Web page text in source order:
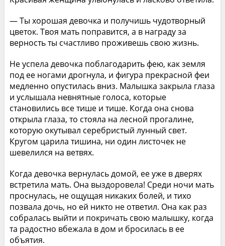
— Ты хорошая девочка и получишь чудотворный
цветок. Твоя мать поправится, а в награду за
верность ты счастливо проживешь свою жизнь.
Не успела девочка поблагодарить фею, как земля
под ее ногами дрогнула, и фигура прекрасной феи
медленно опустилась вниз. Малышка закрыла глаза
и услышала невнятные голоса, которые
становились все тише и тише. Когда она снова
открыла глаза, то стояла на лесной прогалине,
которую окутывал серебристый лунный свет.
Кругом царила тишина, ни один листочек не
шевелился на ветвях.
Когда девочка вернулась домой, ее уже в дверях
встретила мать. Она выздоровела! Среди ночи мать
проснулась, не ощущая никаких болей, и тихо
позвала дочь, но ей никто не ответил. Она как раз
собралась выйти и покричать свою малышку, когда
та радостно вбежала в дом и бросилась в ее
объятия.